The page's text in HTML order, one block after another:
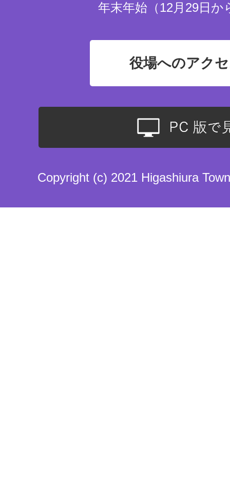
年末年始（12月29日か
役場へのアク
Copyright (c) 2021 Higashiura